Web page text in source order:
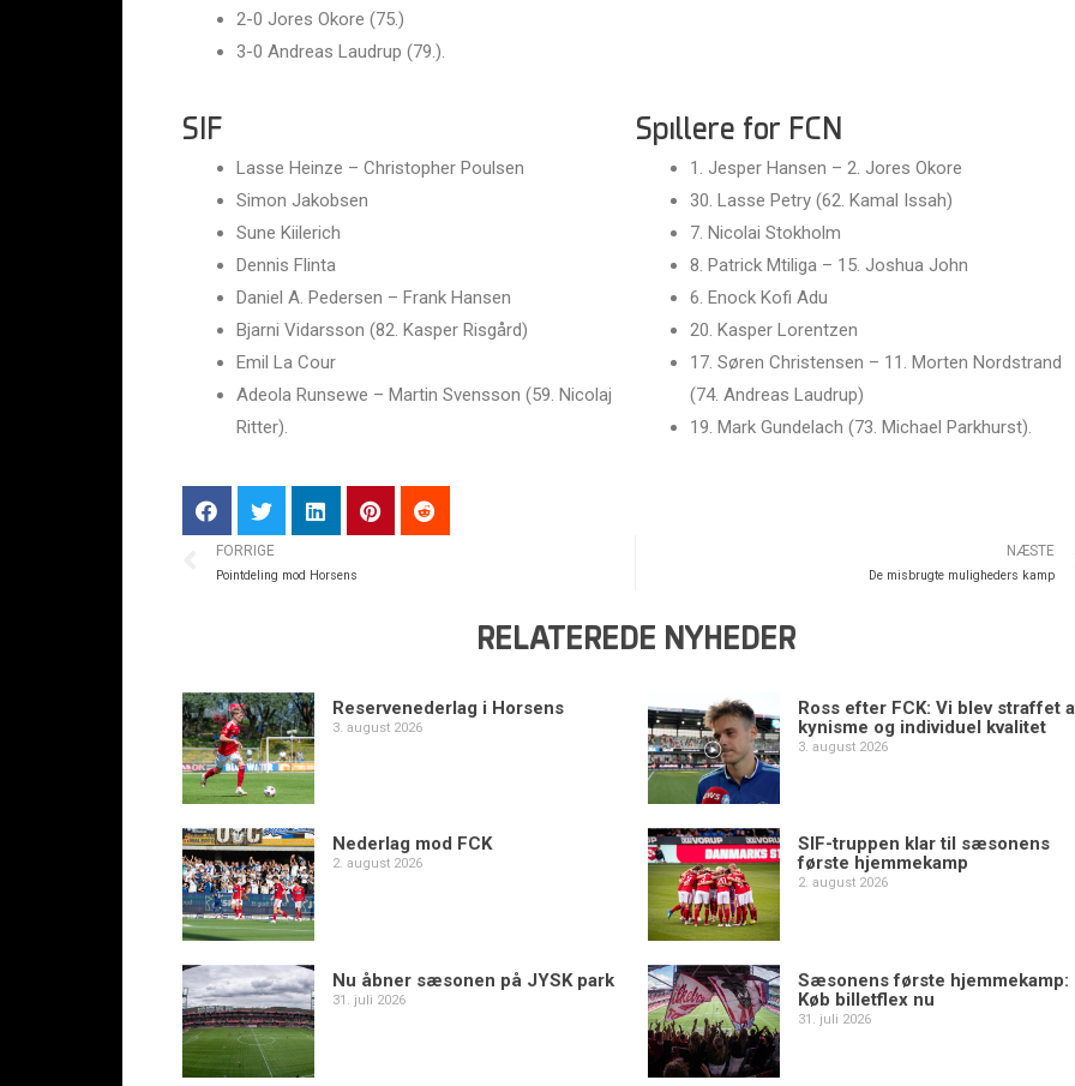
2-0 Jores Okore (75.)
3-0 Andreas Laudrup (79.).
SIF
Lasse Heinze – Christopher Poulsen
Simon Jakobsen
Sune Kiilerich
Dennis Flinta
Daniel A. Pedersen – Frank Hansen
Bjarni Vidarsson (82. Kasper Risgård)
Emil La Cour
Adeola Runsewe – Martin Svensson (59. Nicolaj
Ritter).
Spillere for FCN
1. Jesper Hansen – 2. Jores Okore
30. Lasse Petry (62. Kamal Issah)
7. Nicolai Stokholm
8. Patrick Mtiliga – 15. Joshua John
6. Enock Kofi Adu
20. Kasper Lorentzen
17. Søren Christensen – 11. Morten Nordstrand
(74. Andreas Laudrup)
19. Mark Gundelach (73. Michael Parkhurst).
FORRIGE
Pointdeling mod Horsens
NÆSTE
De misbrugte muligheders kamp
RELATEREDE NYHEDER
Reservenederlag i Horsens
3. august 2026
Ross efter FCK: Vi blev straffet
kynisme og individuel kvalitet
3. august 2026
Nederlag mod FCK
2. august 2026
SIF-truppen klar til sæsonens
første hjemmekamp
2. august 2026
Nu åbner sæsonen på JYSK park
31. juli 2026
Sæsonens første hjemmekamp:
Køb billetflex nu
31. juli 2026